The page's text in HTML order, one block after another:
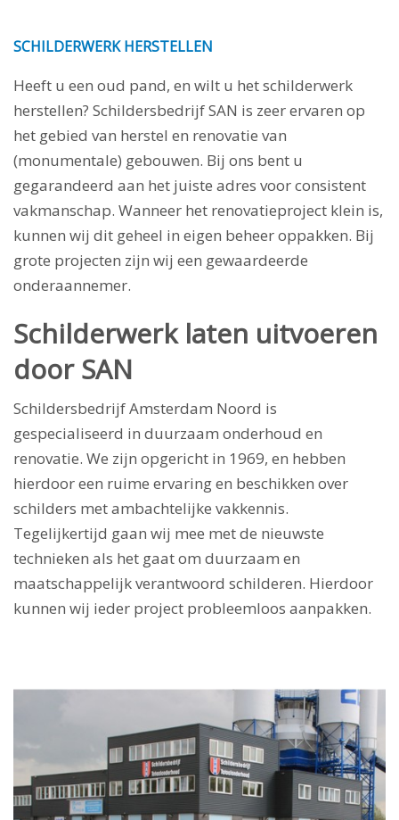
SCHILDERWERK HERSTELLEN
Heeft u een oud pand, en wilt u het schilderwerk
herstellen? Schildersbedrijf SAN is zeer ervaren op
het gebied van herstel en renovatie van
(monumentale) gebouwen. Bij ons bent u
gegarandeerd aan het juiste adres voor consistent
vakmanschap. Wanneer het renovatieproject klein is,
kunnen wij dit geheel in eigen beheer oppakken. Bij
grote projecten zijn wij een gewaardeerde
onderaannemer.
Schilderwerk laten uitvoeren
door SAN
Schildersbedrijf Amsterdam Noord is
gespecialiseerd in duurzaam onderhoud en
renovatie. We zijn opgericht in 1969, en hebben
hierdoor een ruime ervaring en beschikken over
schilders met ambachtelijke vakkennis.
Tegelijkertijd gaan wij mee met de nieuwste
technieken als het gaat om duurzaam en
maatschappelijk verantwoord schilderen. Hierdoor
kunnen wij ieder project probleemloos aanpakken.